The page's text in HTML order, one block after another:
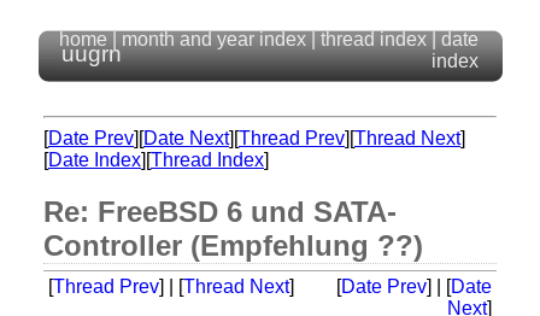
uugrn
home month and year index thread index
date
index
[Date Prev][Date Next][Thread Prev][Thread Next]
[Date Index][Thread Index]
Re: FreeBSD 6 und SATA-
Controller (Empfehlung ??)
[Thread Prev] | [Thread Next] [Date Prev] | [Date
Next]